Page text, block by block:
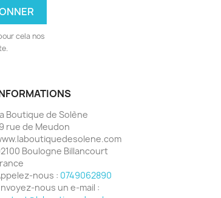
cela nos
Boutique de Solène
rue de Meudon
Boulogne Billancourt
nous : 0749062890
nous un e-mail :